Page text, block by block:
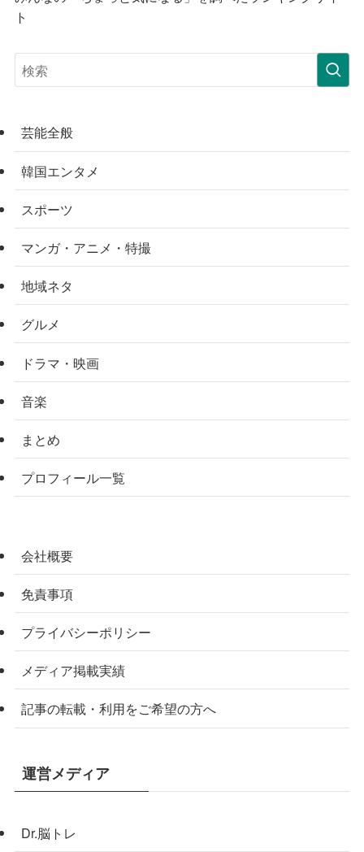
ト
芸能全般
韓国エンタメ
スポーツ
マンガ・アニメ・特撮
地域ネタ
グルメ
ドラマ・映画
音楽
まとめ
プロフィール一覧
会社概要
免責事項
プライバシーポリシー
メディア掲載実績
記事の転載・利用をご希望の方へ
運営メディア
Dr.脳トレ